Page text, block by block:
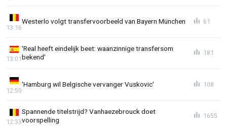
Westerlo volgt transfervoorbeeld van Bayern München
13:16
61
'Real heeft eindelijk beet: waanzinnige transfersom
bekend'
13:01
181
'Hamburg wil Belgische vervanger Vuskovic'
12:50
108
Spannende titelstrijd? Vanhaezebrouck doet
voorspelling
12:33
1655